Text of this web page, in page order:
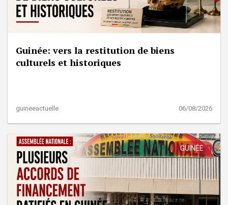
Guinée: vers la restitution de biens
culturels et historiques
guineeactuelle 06/08/2026
GUINÉE